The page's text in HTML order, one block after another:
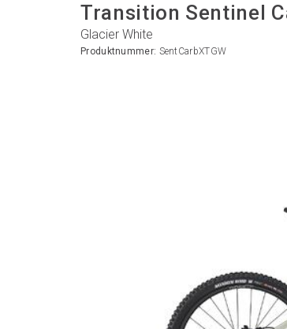
Transition Sentinel
Glacier White
Produktnummer: SentCarbXTGW